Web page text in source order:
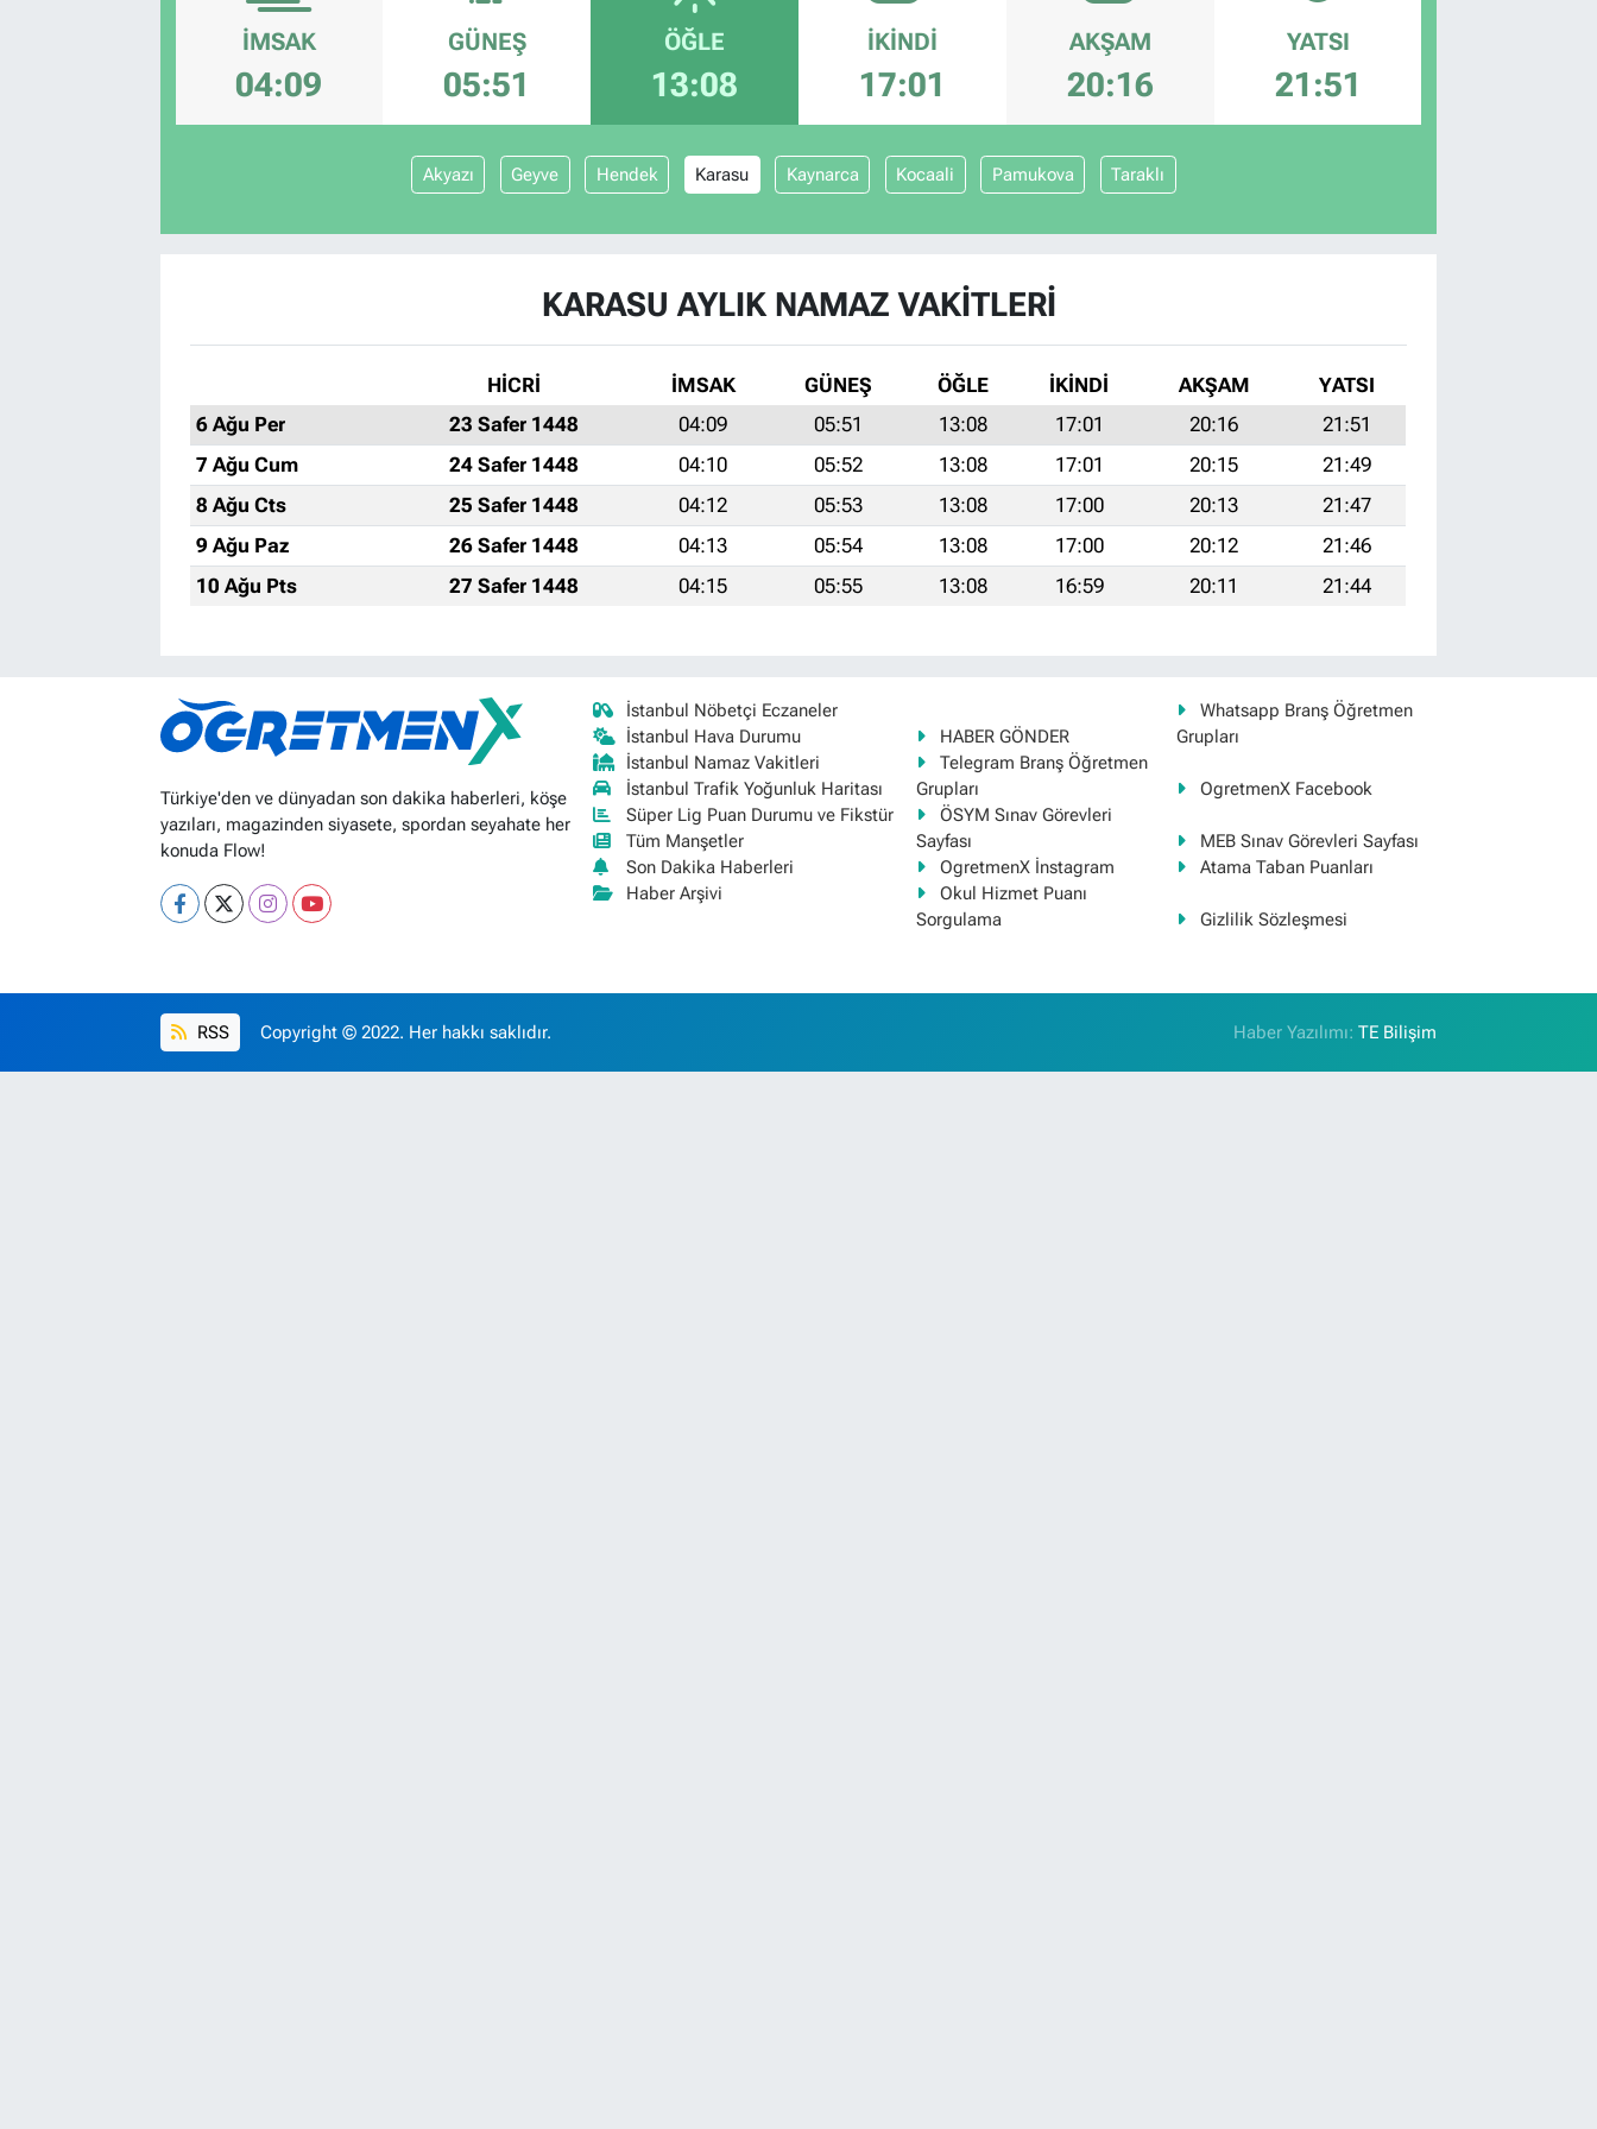
İMSAK
04:09
GÜNEŞ
05:51
ÖĞLE
13:08
İKINDI
17:01
AKŞAM
20:16
YATSI
21:51
Akyazı Geyve Hendek Karasu Kaynarca Kocaali Pamukova Taraklı
KARASU AYLIK NAMAZ VAKITLERI
HİCRİ İMSAK GÜNEŞ ÖĞLE İKINDI AKŞAM
YATSI
6 Ağu Per
23 Safer 1448 04:09 05:51 13:08 17:01 20:16
21:51
7 Ağu Cum
24 Safer 1448 04:10 05:52 13:08 17:01 20:15
21:49
8 Ağu Cts
25 Safer 1448 04:12 05:53 13:08 17:00 20:13
21:47
9 Ağu Paz
26 Safer 1448 04:13 05:54 13:08 17:00 20:12
21:46
10 Ağu Pts
27 Safer 1448 04:15 05:55 13:08 16:59 20:11 21:44
Türkiye'den ve dünyadan son dakika haberleri, köşe
yazıları, magazinden siyasete, spordan seyahate her
konuda Flow!
İstanbul Nöbetçi Eczaneler
İstanbul Hava Durumu
İstanbul Namaz Vakitleri
İstanbul Trafik Yoğunluk Haritası
Süper Lig Puan Durumu ve Fikstür
Tüm Manşetler
Son Dakika Haberleri
Haber Arşivi
HABER GÖNDER
Whatsapp Branş Öğretmen
Grupları
Telegram Branş Öğretmen
Grupları
OgretmenX Facebook
ÖSYM Sınav Görevleri
Sayfası
MEB Sınav Görevleri Sayfası
OgretmenX İnstagram
Atama Taban Puanları
Okul Hizmet Puanı
Sorgulama
Gizlilik Sözleşmesi
RSS Copyright © 2022. Her hakkı saklıdır. Haber Yazılımı:TE Bilişim